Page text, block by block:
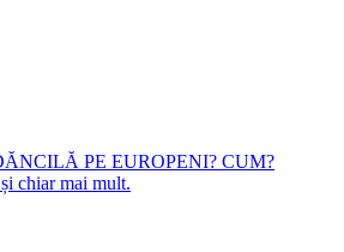
PE EUROPENI? CUM?
chiar mai mult.